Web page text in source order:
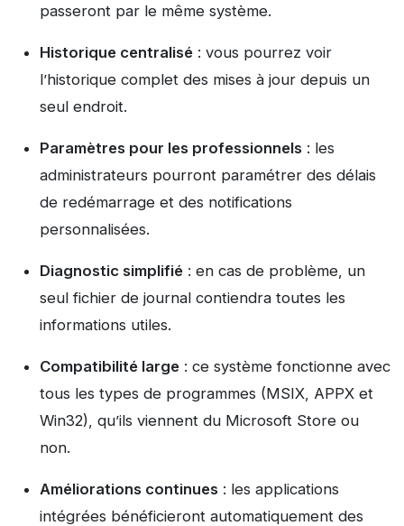
passeront par le même système.
Historique centralisé : vous pourrez voir
l’historique complet des mises à jour depuis un
seul endroit.
Paramètres pour les professionnels : les
administrateurs pourront paramétrer des délais
de redémarrage et des notifications
personnalisées.
Diagnostic simplifié : en cas de problème, un
seul fichier de journal contiendra toutes les
informations utiles.
Compatibilité large : ce système fonctionne avec
tous les types de programmes (MSIX, APPX et
Win32), qu’ils viennent du Microsoft Store ou
non.
Améliorations continues : les applications
intégrées bénéficieront automatiquement des